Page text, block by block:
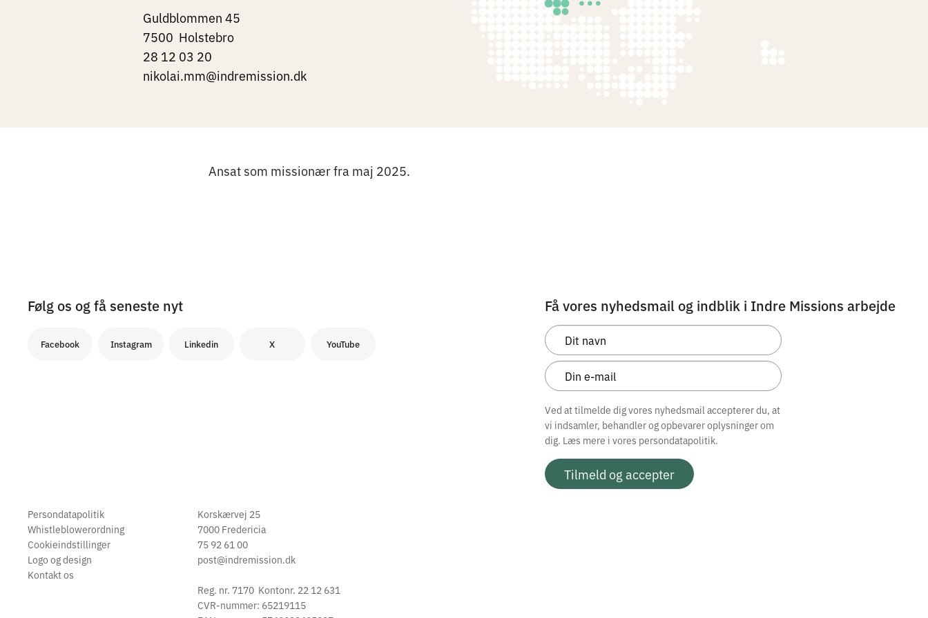
Guldblommen 45
7500 Holstebro
28 12 03 20
nikolai.mm@indremission.dk
Ansat som missionær fra maj 2025.
Følg os og få seneste nyt
Facebook Instagram Linkedin X YouTube
Få vores nyhedsmail og indblik i Indre Missions arbejde
Ved at tilmelde dig vores nyhedsmail accepterer du, at
vi indsamler, behandler og opbevarer oplysninger om
dig. Læs mere i vores persondatapolitik.
Tilmeld og accepter
Persondatapolitik
Whistleblowerordning
Cookieindstillinger
Logo og design
Kontakt os
Korskærvej 25
7000 Fredericia
75 92 61 00
post@indremission.dk
Reg. nr. 7170 Kontonr. 22 12 631
CVR-nummer: 65219115